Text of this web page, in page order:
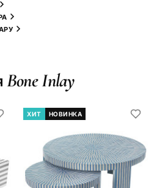
Bone Inlay
ХИТ НОВИНКА